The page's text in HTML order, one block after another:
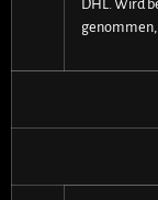
DHL. Wird
genommen,